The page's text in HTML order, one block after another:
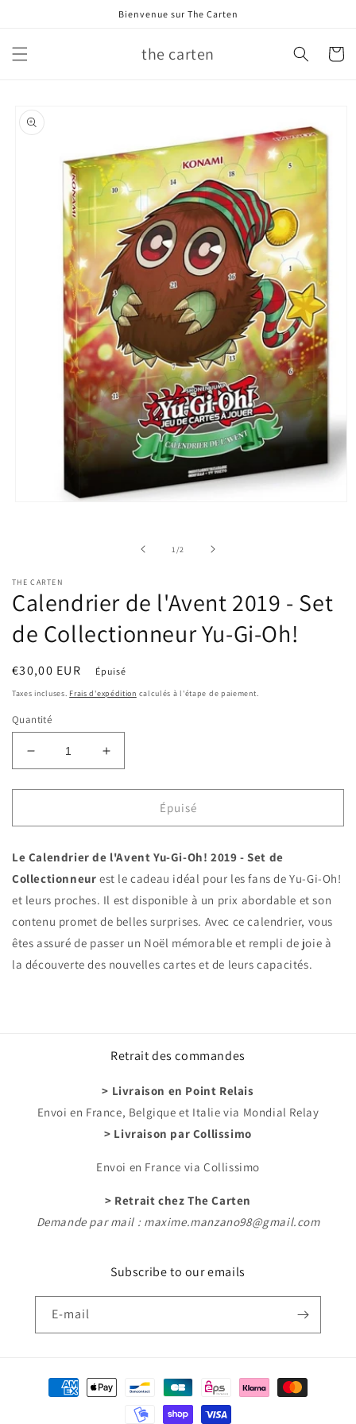
contenu
Bienvenue sur The Carten
the carten Panier
informations
produits
fenêtre
modale
1 /de2
THE CARTEN
Calendrier de l'Avent 2019 - Set
de Collectionneur Yu-Gi-Oh!
Prix
habituel
€30,00 EUR Épuisé
Taxes incluses. Frais d'expédition calculés à l'étape de paiement.
Quantité
Réduire
la
quantité
Calendrier
l&#39;Avent
2019
Set
de
Collectionneur
Yu-
Augmenter
la
quantité
Calendrier
l&#39;Avent
2019
Set
de
Collectionneur
Épuisé
Le Calendrier de l'Avent Yu-Gi-Oh! 2019 - Set de
Collectionneur est le cadeau idéal pour les fans de Yu-Gi-Oh!
et leurs proches. Il est disponible à un prix abordable et son
contenu promet de belles surprises. Avec ce calendrier, vous
êtes assuré de passer un Noël mémorable et rempli de joie à
la découverte des nouvelles cartes et de leurs capacités.
Retrait des commandes
> Livraison en Point Relais
Envoi en France, Belgique et Italie via Mondial Relay
> Livraison par Collissimo
Envoi en France via Collissimo
> Retrait chez The Carten
Demande par mail : maxime.manzano98@gmail.com
Subscribe to our emails
E-mail
Moyens